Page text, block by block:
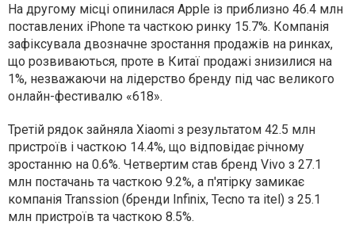
На другому місці опинилася Apple із приблизно 46.4 млн
поставлених iPhone та часткою ринку 15.7%. Компанія
зафіксувала двозначне зростання продажів на ринках,
що розвиваються, проте в Китаї продажі знизилися на
1%, незважаючи на лідерство бренду під час великого
онлайн-фестивалю «618».
Третій рядок зайняла Xiaomi з результатом 42.5 млн
пристроїв і часткою 14.4%, що відповідає річному
зростанню на 0.6%. Четвертим став бренд Vivo з 27.1
млн постачань та часткою 9.2%, а п'ятірку замикає
компанія Transsion (бренди Infinix, Tecno та itel) з 25.1
млн пристроїв та часткою 8.5%.